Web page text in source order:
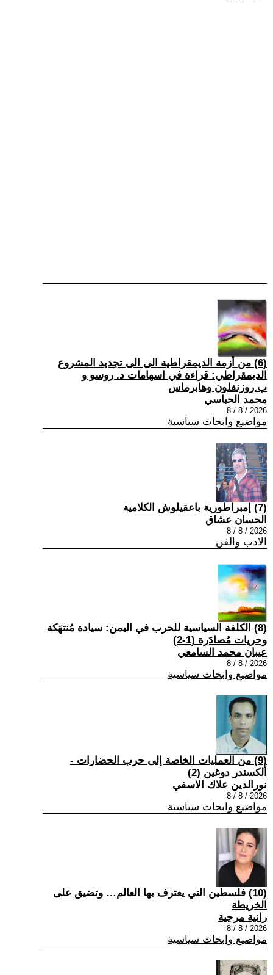
(6) من أزمة الديمقراطية الى الى تجديد المشروع
الديمقراطي: قراءة في اسهامات د. روسو و
ب.روزنفلون وهابرماس
محمد الحباسي
2026 / 8 / 8
مواضيع وابحاث سياسية
(7) إمبراطورية باعقيلوش الكلامية
الحسان عشاق
2026 / 8 / 8
الادب والفن
(8) الكلفة السياسية للحرب في اليمن: سيادة مُنتهَكة
وحريات مُصادَرة (1-2)
عيبان محمد السامعي
2026 / 8 / 8
مواضيع وابحاث سياسية
(9) من العمليات الخاصة إلى حرب الحضارات -
ألكسندر دوغين (2)
نورالدين علاك الاسفي
2026 / 8 / 8
مواضيع وابحاث سياسية
(10) فلسطين التي يعترف بها العالم… وتضيق على
الخريطة
رانية مرجية
2026 / 8 / 8
مواضيع وابحاث سياسية